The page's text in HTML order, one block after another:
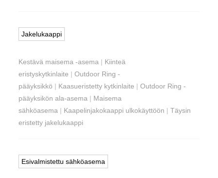
Jakelukaappi
Kestävä maisema -asema | Kiinteä
eristyskytkinlaite |Outdoor Ring -
pääyksikkö | Kaasueristetty kytkinlaite |Outdoor Ring -
pääyksikön ala-asema | Maisema
sähköasema | Kaapelinjakokaappi ulkokäyttöön |Täysin
eristetty jakelukaappi
Esivalmistettu sähköasema